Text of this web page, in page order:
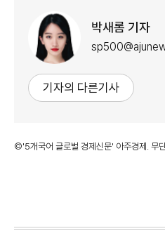
박새롬 기자
기자의 다른기사
©'5개국어 글로벌 경제신문' 아주경제. 무